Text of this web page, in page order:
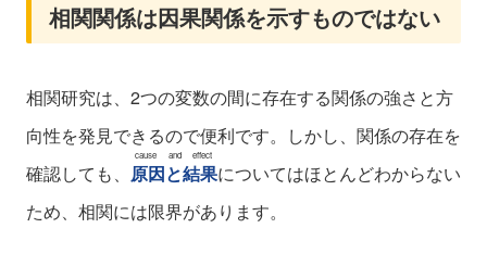
相関関係は因果関係を示すものではない
相関研究は、2つの変数の間に存在する関係の強さと方
向性を発見できるので便利です。しかし、関係の存在を
確認しても、 原因と結果
cause and effect
についてはほとんどわからない
ため、相関には限界があります。